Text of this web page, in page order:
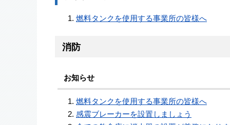
燃料タンクを使用する事業所の皆様へ
消防
お知らせ
燃料タンクを使用する事業所の皆様へ
感震ブレーカーを設置しましょう